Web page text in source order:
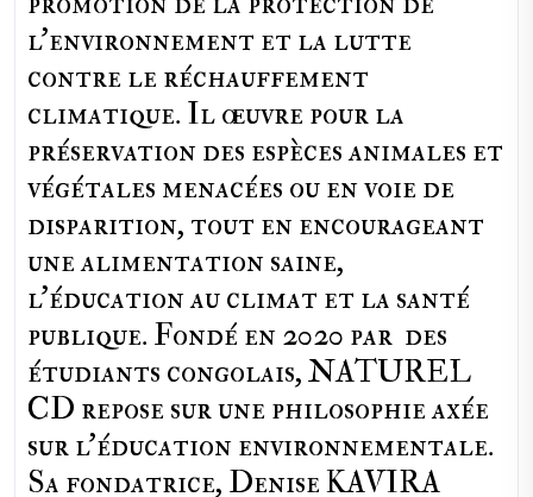
l’environnement et la lutte
contre le réchauffement
climatique. Il œuvre pour la
préservation des espèces animales et
végétales menacées ou en voie de
disparition, tout en encourageant
une alimentation saine,
l'éducation au climat et la santé
publique. Fondé en 2020 par des
étudiants congolais, NATUREL
CD repose sur une philosophie axée
sur l'éducation environnementale.
Sa fondatrice, Denise KAVIRA